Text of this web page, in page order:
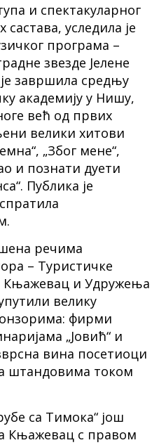
и спектакуларног
уследила је
програма –
звезде Јелене
завршила средњу
академију у Нишу,
већ од првих
велики хитови
„Због мене“,
и познати дуети
Публика је
речима
– Туристичке
Књажевац и Удружења
велику
фирми
„Јовић“ и
вина посетиоци
штандовима током
са Тимока“ још
Књажевац с правом